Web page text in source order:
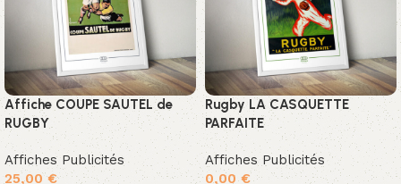
Affiche COUPE SAUTEL de
RUGBY
Affiches Publicités
25,00€
Rugby LA CASQUETTE
PARFAITE
Affiches Publicités
0,00€